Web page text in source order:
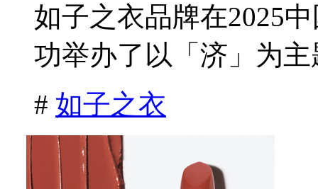
如子之衣品牌在2025
功举办了以「济」为主
# 如子之衣